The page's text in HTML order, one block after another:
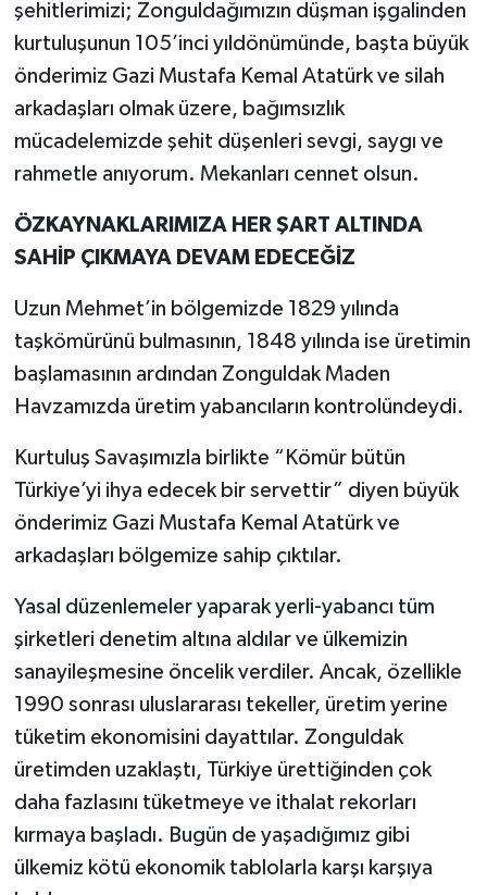
şehitlerimizi; Zonguldağımızın düşman işgalinden
kurtuluşunun 105’inci yıldönümünde, başta büyük
önderimiz Gazi Mustafa Kemal Atatürk ve silah
arkadaşları olmak üzere, bağımsızlık
mücadelemizde şehit düşenleri sevgi, saygı ve
rahmetle anıyorum. Mekanları cennet olsun.
ÖZKAYNAKLARIMIZA HER ŞART ALTINDA
SAHİP ÇIKMAYA DEVAM EDECEĞİZ
Uzun Mehmet’in bölgemizde 1829 yılında
taşkömürünü bulmasının, 1848 yılında ise üretimin
başlamasının ardından Zonguldak Maden
Havzamızda üretim yabancıların kontrolündeydi.
Kurtuluş Savaşımızla birlikte “Kömür bütün
Türkiye’yi ihya edecek bir servettir” diyen büyük
önderimiz Gazi Mustafa Kemal Atatürk ve
arkadaşları bölgemize sahip çıktılar.
Yasal düzenlemeler yaparak yerli-yabancı tüm
şirketleri denetim altına aldılar ve ülkemizin
sanayileşmesine öncelik verdiler. Ancak, özellikle
1990 sonrası uluslararası tekeller, üretim yerine
tüketim ekonomisini dayattılar. Zonguldak
üretimden uzaklaştı, Türkiye ürettiğinden çok
daha fazlasını tüketmeye ve ithalat rekorları
kırmaya başladı. Bugün de yaşadığımız gibi
ülkemiz kötü ekonomik tablolarla karşı karşıya